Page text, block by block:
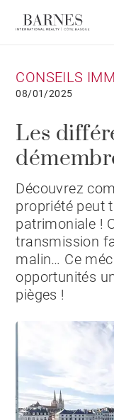
CONSEILS
08/01/2025
Les
Découvrez
propriété peut
patrimoniale !
transmission
malin… Ce
opportunités
pièges !